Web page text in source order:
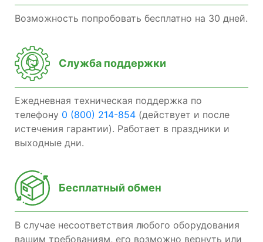
Возможность попробовать бесплатно на 30 дней.
Служба поддержки
Ежедневная техническая поддержка по
телефону 0 (800) 214-854 (действует и после
истечения гарантии). Работает в праздники и
выходные дни.
Бесплатный обмен
В случае несоответствия любого оборудования
вашим требованиям, его возможно вернуть или